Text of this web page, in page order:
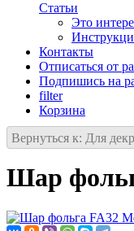
Статьи
Это
Контакты
Отписаться от
Подпишись на
filter
Корзина
Вернуться к: Для
Шар